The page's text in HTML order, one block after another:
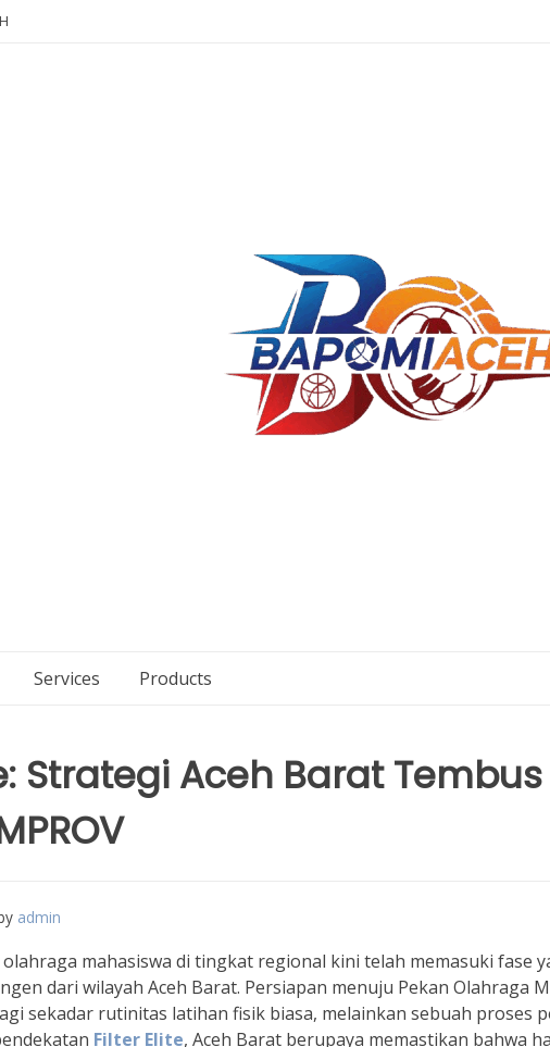
Services Products
Strategi Aceh Barat
admin
mahasiswa di tingkat regional kini telah memasuki fase
dari wilayah Aceh Barat. Persiapan menuju Pekan Olahraga
sekadar rutinitas latihan fisik biasa, melainkan sebuah proses
Filter Elite, Aceh Barat berupaya memastikan bahwa